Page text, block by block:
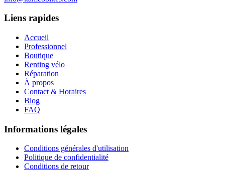
Liens rapides
Accueil
Professionnel
Boutique
Renting vélo
Réparation
À propos
Contact & Horaires
Blog
FAQ
Informations légales
Conditions générales d'utilisation
Politique de confidentialité
Conditions de retour